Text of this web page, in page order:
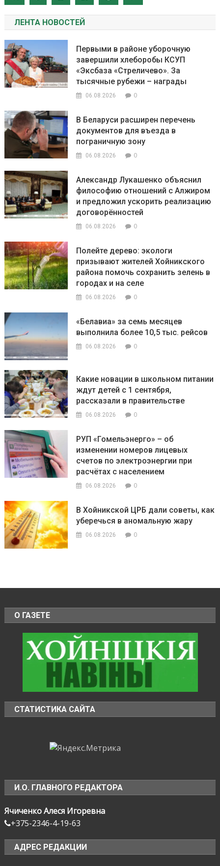
ЛЕНТА НОВОСТЕЙ
Первыми в районе уборочную
завершили хлеборобы КСУП
«Эксбаза «Стреличево». За
тысячные рубежи – награды
06.08.2026 0
В Беларуси расширен перечень
документов для въезда в
пограничную зону
06.08.2026 0
Александр Лукашенко объяснил
философию отношений с Алжиром
и предложил ускорить реализацию
договорённостей
06.08.2026 0
Полейте дерево: экологи
призывают жителей Хойникского
района помочь сохранить зелень в
городах и на селе
06.08.2026 0
«Белавиа» за семь месяцев
выполнила более 10,5 тыс. рейсов
06.08.2026 0
Какие новации в школьном питании
ждут детей с 1 сентября,
рассказали в правительстве
06.08.2026 0
РУП «Гомельэнерго» – об
изменении номеров лицевых
счетов по электроэнергии при
расчётах с населением
06.08.2026 0
В Хойникской ЦРБ дали советы, как
уберечься в аномальную жару
06.08.2026 0
О ГАЗЕТЕ
СТАТИСТИКА САЙТА
И.О. ГЛАВНОГО РЕДАКТОРА
Ячиченко Алеся Игоревна
+375-2346-4-19-63
АДРЕС РЕДАКЦИИ